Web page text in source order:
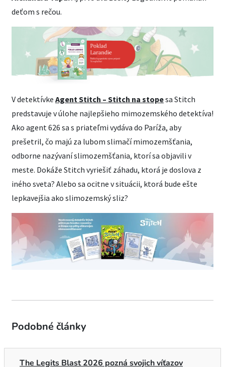
deťom s rečou.
V detektívke Agent Stitch – Stitch na stopesa Stitch
predstavuje v úlohe najlepšieho mimozemského detektíva!
Ako agent 626 sa s priateľmi vydáva do Paríža, aby
prešetril, čo majú za lubom slimačí mimozemšťania,
odborne nazývaní slimozemšťania, ktorí sa objavili v
meste. Dokáže Stitch vyriešiť záhadu, ktorá je doslova z
iného sveta? Alebo sa ocitne v situácii, ktorá bude ešte
lepkavejšia ako slimozemský sliz?
Podobné články
The Legits Blast 2026 pozná svojich víťazov